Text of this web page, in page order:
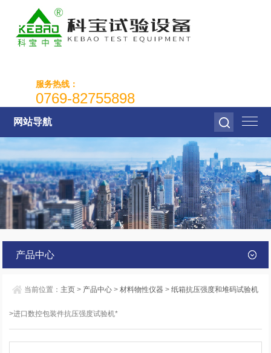
服务热线：
0769-82755898
网站导航
产品中心
当前位置： 主页 > 产品中心 >材料物性仪器 >纸箱抗压强度和堆码试验机
>进口数控包装件抗压强度试验机*